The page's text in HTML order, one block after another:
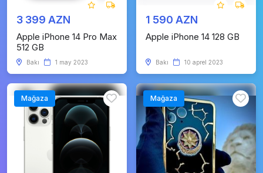
3 399 AZN
Apple iPhone 14 Pro Max
512 GB
Bakı 1 may 2023
1 590 AZN
Apple iPhone 14 128 GB
Bakı 10 aprel 2023
Mağaza Mağaza